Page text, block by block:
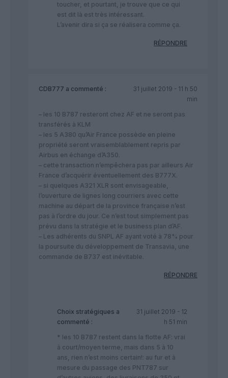
toucher, et pourtant, je trouve que ce qui
est dit là est très intéressant.
L’avenir dira si ça se réalisera comme ça.
RÉPONDRE
CDB777 a commenté :
31 juillet 2019 - 11 h 50
min
– les 10 B787 resteront chez AF et ne seront pas
transférés à KLM
– les 5 A380 qu’Air France possède en pleine
propriété seront vraisemblablement repris par
Airbus en échange d’A350.
– cette transaction n’empêchera pas par ailleurs Air
France d’acquérir éventuellement des B777X.
– si quelques A321 XLR sont envisageable,
l’ouverture de lignes long courriers avec cette
machine au départ de la province française n’est
pas à l’ordre du jour. Ce n’est tout simplement pas
prévu dans la stratégie et le business plan d’AF.
– Les adhérents du SNPL AF ayant voté à 78% pour
la poursuite du développement de Transavia, une
commande de B737 est inévitable.
RÉPONDRE
Choix stratégiques a
commenté :
31 juillet 2019 - 12
h 51 min
* les 10 B787 restent dans la flotte AF: vrai
à court/moyen terme, mais dans 5 à 10
ans, rien n’est moins certain!: au fur et à
mesure du passage des PNT787 sur